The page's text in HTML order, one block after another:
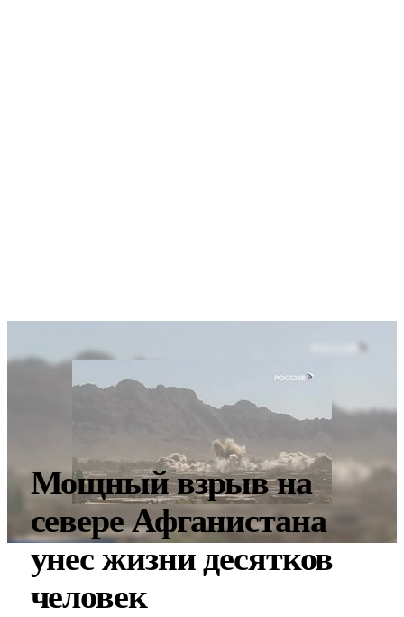
Мощный взрыв на
севере Афганистана
унес жизни десятков
человек